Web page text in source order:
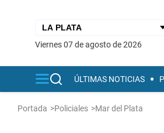
viernes 07 de agosto de 2026
ÚLTIMAS NOTICIAS
Portada >Policiales >Mar del Plata